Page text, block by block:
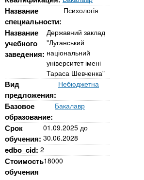
e
n
t
s
.
i
ь
н
и
х
а
к
л
а
д
і
в
Приватні школи
MBA
Онлайн курси
Название
специальности:
Психологія
Название
учебного
заведения:
Державний заклад
"Луганський
національний
університет імені
Тараса Шевченка"
Вид
предложения:
Небюджетна
Базовое
образование:
Бакалавр
Срок
обучения:
01.09.2025 до
30.06.2028
edbo_cid: 2
Стоимость
обучения
18000